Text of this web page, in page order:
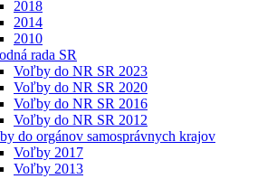
2018
2014
2010
rada SR
Voľby do NR SR 2023
Voľby do NR SR 2020
Voľby do NR SR 2016
Voľby do NR SR 2012
do orgánov samosprávnych krajov
Voľby 2017
Voľby 2013